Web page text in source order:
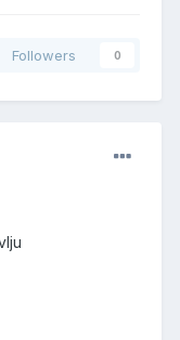
Followers 0